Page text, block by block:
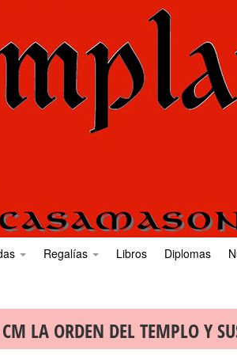
Regalías Libros Diplomas
LA ORDEN DEL TEMPLO Y